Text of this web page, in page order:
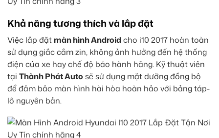
Khả năng tương thích và lắp đặt
Việc lắp đặt màn hình Androidcho i10 2017 hoàn toàn
sử dụng giắc cắm zin, không ảnh hưởng đến hệ thống
điện của xe hay chế độ bảo hành hãng. Kỹ thuật viên
tại Thành Phát Auto sẽ sử dụng mặt dưỡng đồng bộ
để đảm bảo màn hình hài hòa hoàn hảo với bảng táp-
lô nguyên bản.